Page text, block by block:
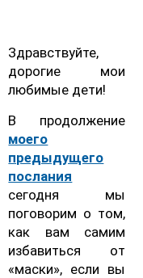
Здравствуйте,
дорогие мои
любимые дети!
В продолжение
моего
предыдущего
послания
сегодня мы
поговорим о том,
как вам самим
избавиться от
«маски», если вы